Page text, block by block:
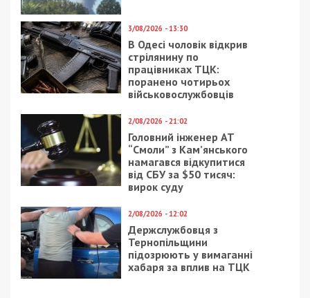
3/08/2026 - 13:30
В Одесі чоловік відкрив
стрілянину по
працівниках ТЦК:
поранено чотирьох
військовослужбовців
2/08/2026 - 21:02
Головний інженер АТ
“Смоли” з Кам’янського
намагався відкупитися
від СБУ за $50 тисяч:
вирок суду
2/08/2026 - 12:02
Держслужбовця з
Тернопільщини
підозрюють у вимаганні
хабаря за вплив на ТЦК